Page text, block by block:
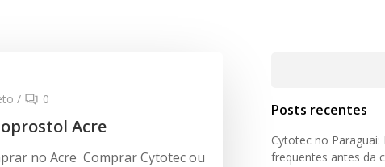
/ 0
Acre
no Acre Comprar Cytotec ou
Posts recentes
Cytotec no Paraguai:
frequentes antes da